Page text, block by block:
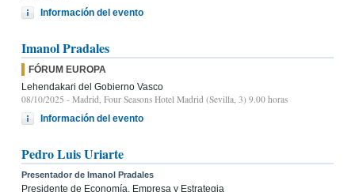
Información del evento
Imanol Pradales
FÓRUM EUROPA
Lehendakari del Gobierno Vasco
08/10/2025 - Madrid, Four Seasons Hotel Madrid (Sevilla, 3) 9.00 horas
Información del evento
Pedro Luis Uriarte
Presentador de Imanol Pradales
Presidente de Economía, Empresa y Estrategia